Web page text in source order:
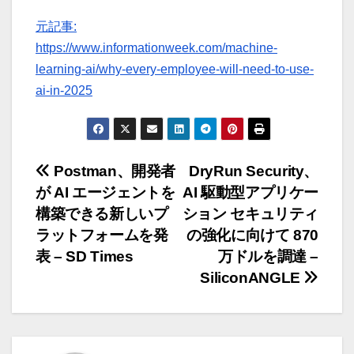
元記事:
https://www.informationweek.com/machine-
learning-ai/why-every-employee-will-need-to-use-
ai-in-2025
投
稿
ナ
ビ
ゲ
DryRun Security、
AI 駆動型アプリケー
ション セキュリティ
の強化に向けて 870
万ドルを調達 –
SiliconANGLE
Postman、開発者
が AI エージェントを
構築できる新しいプ
ラットフォームを発
表 – SD Times